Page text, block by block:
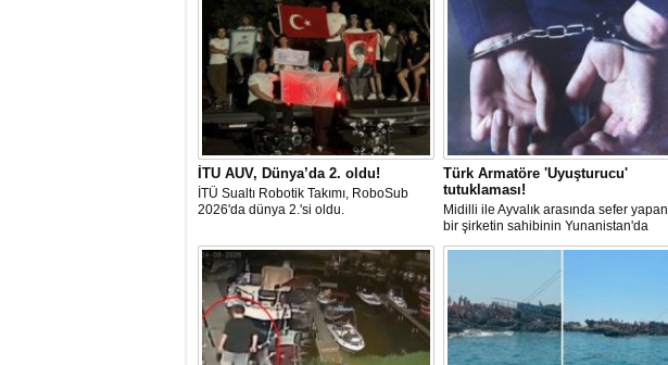
İTU AUV, Dünya’da 2. oldu!
İTÜ Sualtı Robotik Takımı, RoboSub
2026'da dünya 2.'si oldu.
Türk Armatöre 'Uyuşturucu'
tutuklaması!
Midilli ile Ayvalık arasında sefer yapan
bir şirketin sahibinin Yunanistan'da
tutuklandığı bildirildi.